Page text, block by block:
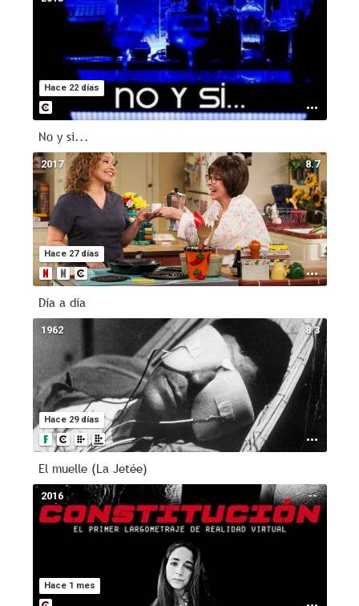
Hace 22 días
No y si...
8.7
Hace 27 días
2017
Día a día
8.3
Hace 29 días
1962
El muelle (La Jetée)
--
Hace 1 mes
2016